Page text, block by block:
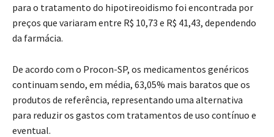
para o tratamento do hipotireoidismo foi encontrada por
preços que variaram entre R$ 10,73 e R$ 41,43, dependendo
da farmácia.
De acordo com o Procon-SP, os medicamentos genéricos
continuam sendo, em média, 63,05% mais baratos que os
produtos de referência, representando uma alternativa
para reduzir os gastos com tratamentos de uso contínuo e
eventual.